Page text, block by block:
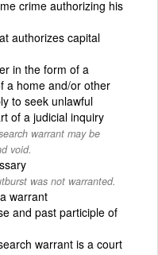
crime authorizing his
authorizes capital
in the form of a
a home and/or other
to seek unlawful
of a judicial inquiry
warrant may be
void.
was not warranted.
warrant
and past participle of
warrant is a court